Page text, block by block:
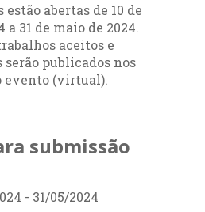
estão abertas de 10 de
a 31 de maio de 2024.
aceitos e
serão publicados nos
evento (virtual).
submissão
- 31/05/2024